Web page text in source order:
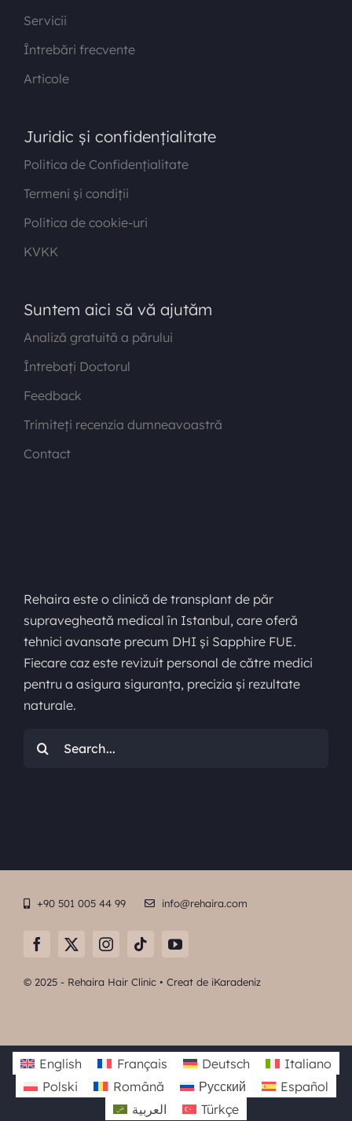
Servicii
Întrebări frecvente
Articole
Juridic și confidențialitate
Politica de Confidențialitate
Termeni și condiții
Politica de cookie-uri
KVKK
Suntem aici să vă ajutăm
Analiză gratuită a părului
Întrebați Doctorul
Feedback
Trimiteți recenzia dumneavoastră
Contact
Rehaira este o clinică de transplant de păr
supravegheată medical în Istanbul, care oferă
tehnici avansate precum DHI și Sapphire FUE.
Fiecare caz este revizuit personal de către medici
pentru a asigura siguranța, precizia și rezultate
naturale.
+90 501 005 44 99 info@rehaira.com
© 2025 - Rehaira Hair Clinic • Creat de iKaradeniz
English Français Deutsch
Italiano
Polski
Română Русский
Español
العربية
Türkçe